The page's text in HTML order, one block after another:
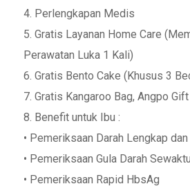
4. Perlengkapan Medis
5. Gratis Layanan Home Care
Perawatan Luka 1 Kali)
6. Gratis Bento Cake (Khusus 3
7. Gratis Kangaroo Bag, Angpo
8. Benefit untuk Ibu :
• Pemeriksaan Darah Lengkap dan
• Pemeriksaan Gula Darah Sewaktu
• Pemeriksaan Rapid HbsAg